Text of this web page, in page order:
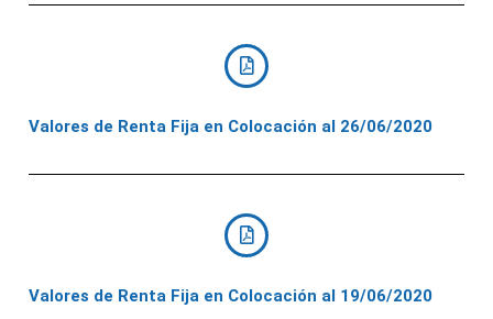
Valores de Renta Fija en Colocación al 26/06/2020
Valores de Renta Fija en Colocación al 19/06/2020